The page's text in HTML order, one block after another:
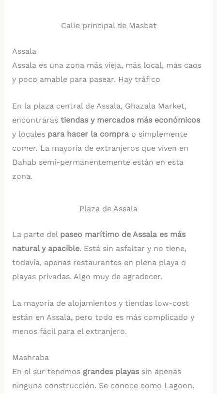
Calle principal de Masbat
Assala
Assala es una zona más vieja, más local, más caos
y poco amable para pasear. Hay tráfico
En la plaza central de Assala, Ghazala Market,
encontrarás tiendas y mercados más económicos
y locales para hacer la comprao simplemente
comer. La mayoría de extranjeros que viven en
Dahab semi-permanentemente están en esta
zona.
Plaza de Assala
La parte del paseo marítimo de Assala es más
natural y apacible. Está sin asfaltar y no tiene,
todavía, apenas restaurantes en plena playa o
playas privadas. Algo muy de agradecer.
La mayoría de alojamientos y tiendas low-cost
están en Assala, pero todo es más complicado y
menos fácil para el extranjero.
Mashraba
En el sur tenemos grandes playassin apenas
ninguna construcción. Se conoce como Lagoon.